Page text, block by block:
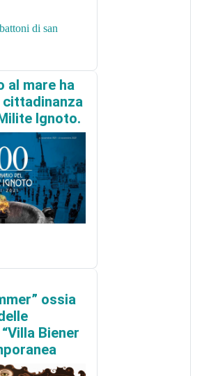
di san
al mare ha
Ignoto.
ossia
Biener